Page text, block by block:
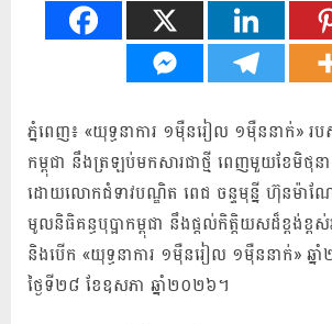
Khmer
ភ្នំពេញ៖ «យុទ្ធនាការ ១ម៉ឺនរៀល ១ម៉ឺននាក់» រ
កម្ពុជា នឹងត្រឡប់មកសារជាថ្មី ពេញមួយខែមិថុន
ដោយលោកជំទាវបណ្ឌិត ពេជ ចន្ទមុន្នី ហ៊ុនម៉ាណ
មូលនិធិគន្ធបុប្ផាកម្ពុជា នឹងផ្ដល់កិត្តិយសដ៏ខ្ពង់ខ្ព
និងបើក «យុទ្ធនាការ ១ម៉ឺនរៀល ១ម៉ឺននាក់» ឆ្ន
ថ្ងៃទី២៨ ខែឧសភា ឆ្នាំ២០២៦។